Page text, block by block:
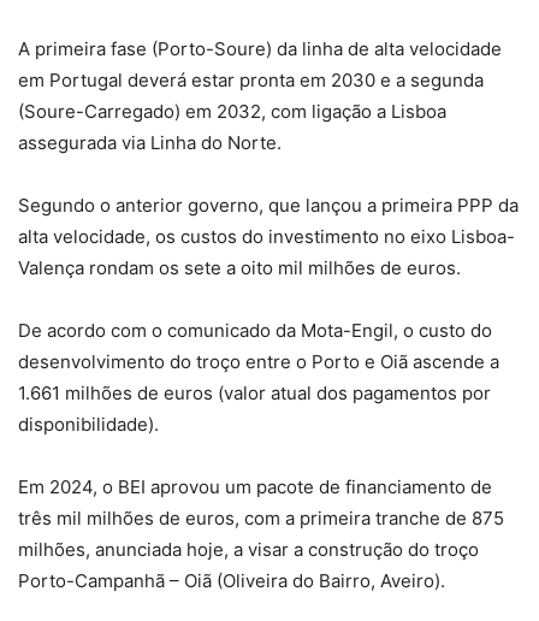
A primeira fase (Porto-Soure) da linha de alta velocidade
em Portugal deverá estar pronta em 2030 e a segunda
(Soure-Carregado) em 2032, com ligação a Lisboa
assegurada via Linha do Norte.
Segundo o anterior governo, que lançou a primeira PPP da
alta velocidade, os custos do investimento no eixo Lisboa-
Valença rondam os sete a oito mil milhões de euros.
De acordo com o comunicado da Mota-Engil, o custo do
desenvolvimento do troço entre o Porto e Oiã ascende a
1.661 milhões de euros (valor atual dos pagamentos por
disponibilidade).
Em 2024, o BEI aprovou um pacote de financiamento de
três mil milhões de euros, com a primeira tranche de 875
milhões, anunciada hoje, a visar a construção do troço
Porto-Campanhã – Oiã (Oliveira do Bairro, Aveiro).